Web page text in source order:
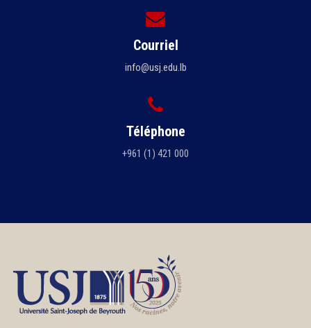
Courriel
info@usj.edu.lb
Téléphone
+961 (1) 421 000